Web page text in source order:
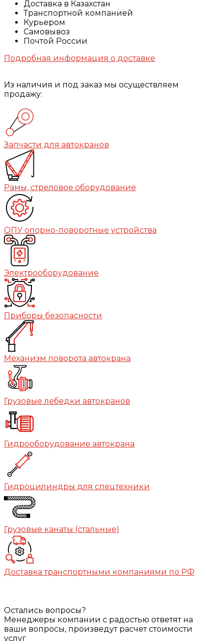
Доставка в Казахстан
Транспортной компанией
Курьером
Самовывоз
Почтой России
Подробная информация о доставке
Из наличия и под заказ мы осуществляем
продажу:
Запчасти для автокранов
Рамы, стреловое оборудование
ОПУ опорно-поворотные устройства
Электрооборудование
Приборы безопасности
Механизм поворота автокрана
Грузовые лебедки автокранов
Гидрооборудование автокрана
Гидроцилиндры для спецтехники
Грузовые канаты (стальные)
Доставка транспортными компаниями по РФ
Остались вопросы?
Менеджеры компании с радостью ответят на
ваши вопросы, произведут расчет стоимости
услуг